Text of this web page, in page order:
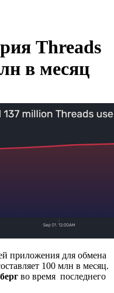
Threads
в месяц
приложения для обмена
100 млн в месяц.
во время последнего